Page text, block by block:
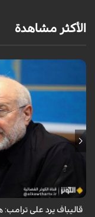
الأكثر مشاهدة
أكد رئيس مجلس الشورى
والتهديدات المتكررة لم
قاليباف يرد على ترامب: